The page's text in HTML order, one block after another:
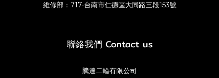
維修部：717-台南市仁德區大同路三段153號
聯絡我們 Contact us
騰達二輪有限公司